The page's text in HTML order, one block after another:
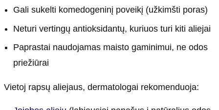
Gali sukelti komedogeninį poveikį (užkimšti poras)
Neturi vertingų antioksidantų, kuriuos turi kiti aliejai
Paprastai naudojamas maisto gaminimui, ne odos
priežiūrai
Vietoj rapsų aliejaus, dermatologai rekomenduoja: